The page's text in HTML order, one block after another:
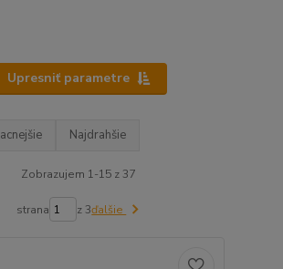
Upresniť parametre
Najdrahšie
Zobrazujem 1-15 z 37
strana z 3ďalšie